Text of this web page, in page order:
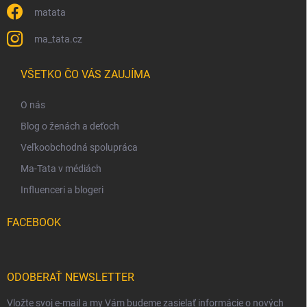
matata
ma_tata.cz
VŠETKO ČO VÁS ZAUJÍMA
O nás
Blog o ženách a deťoch
Veľkoobchodná spolupráca
Ma-Tata v médiách
Influenceri a blogeri
FACEBOOK
ODOBERAŤ NEWSLETTER
Vložte svoj e-mail a my Vám budeme zasielať informácie o nových